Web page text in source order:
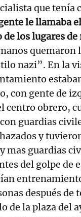
que tenía
le llamaba
de los lugares
nazi”. En la
con gente de
centro obrero,
guardias
y
mas guardias
del golpe de
después de
de la plaza del